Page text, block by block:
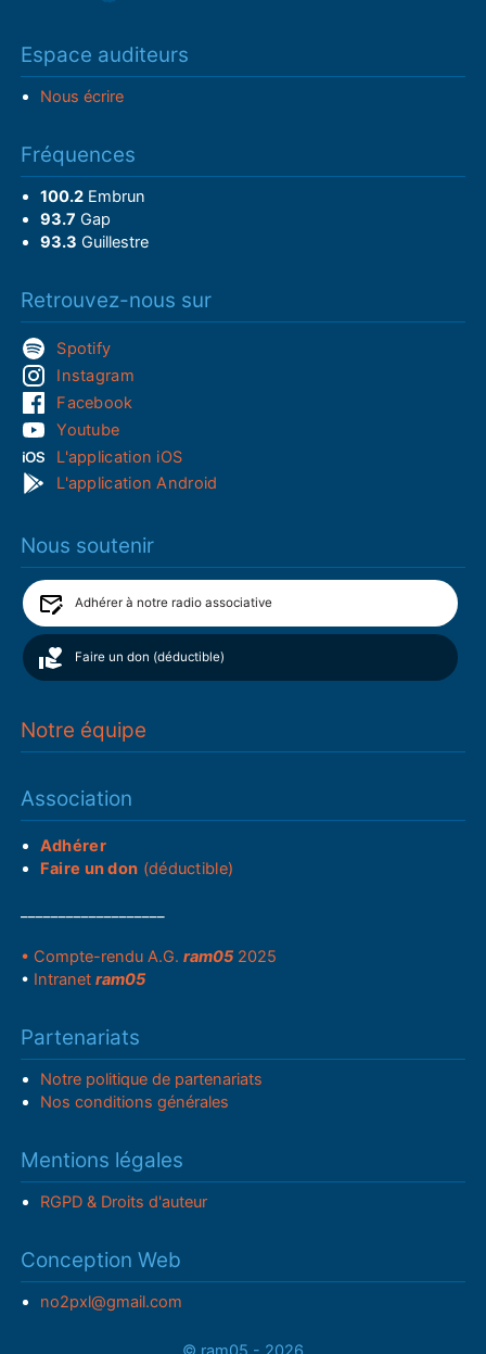
Espace auditeurs
Nous écrire
Fréquences
100.2Embrun
93.7 Gap
93.3 Guillestre
Retrouvez-nous sur
Spotify
Instagram
Facebook
Youtube
L'application iOS
L'application Android
Nous soutenir
Adhérer à notre radio associative
Faire un don (déductible)
Notre équipe
Association
Adhérer
Faire un don (déductible)
• Compte-rendu A.G.ram05 2025
• Intranetram05
Partenariats
Notre politique de partenariats
Nos conditions générales
Mentions légales
RGPD & Droits d'auteur
Conception Web
no2pxl@gmail.com